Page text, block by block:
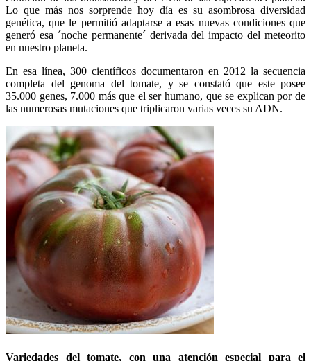
Lo que más nos sorprende hoy día es su asombrosa diversidad
genética, que le permitió adaptarse a esas nuevas condiciones que
generó esa ´noche permanente´ derivada del impacto del meteorito
en nuestro planeta.
En esa línea, 300 científicos documentaron en 2012 la secuencia
completa del genoma del tomate, y se constató que este posee
35.000 genes, 7.000 más que el ser humano, que se explican por de
las numerosas mutaciones que triplicaron varias veces su ADN.
Variedades del tomate, con una atención especial para el